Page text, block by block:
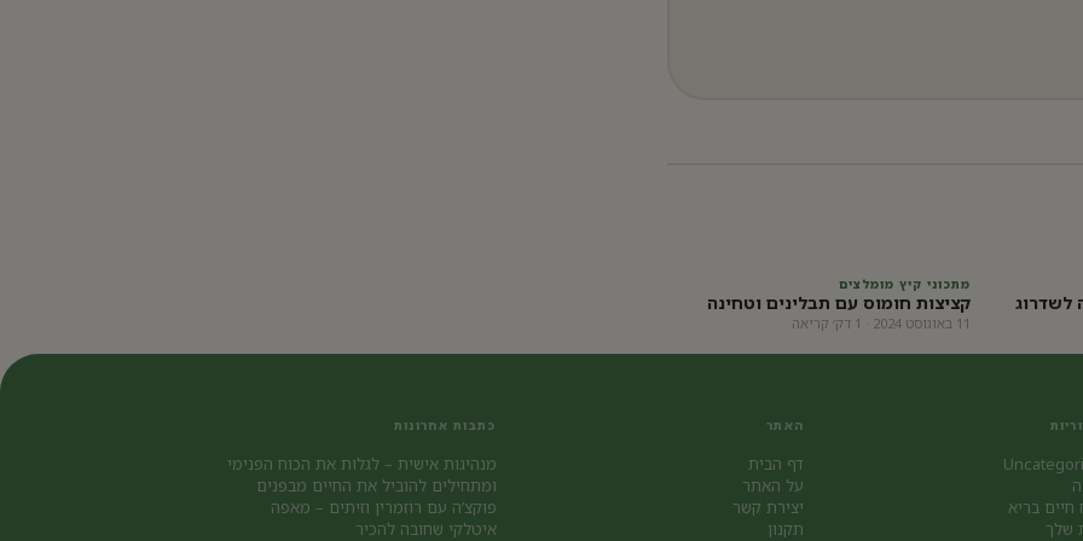
לשדרוג
מתכוני קיץ מומלצים
קציצות חומוס עם תבלינים וטחינה
11 באוגוסט 2024 · 1 דק׳ קריאה
חיים בריא
שלך
האתר
דף הבית
על האתר
יצירת קשר
תקנון
כתבות אחרונות
מנהיגות אישית – לגלות את הכוח הפנימי
ומתחילים להוביל את החיים מבפנים
פוקצ’ה עם רוזמרין וזיתים – מאפה
איטלקי שחובה להכיר